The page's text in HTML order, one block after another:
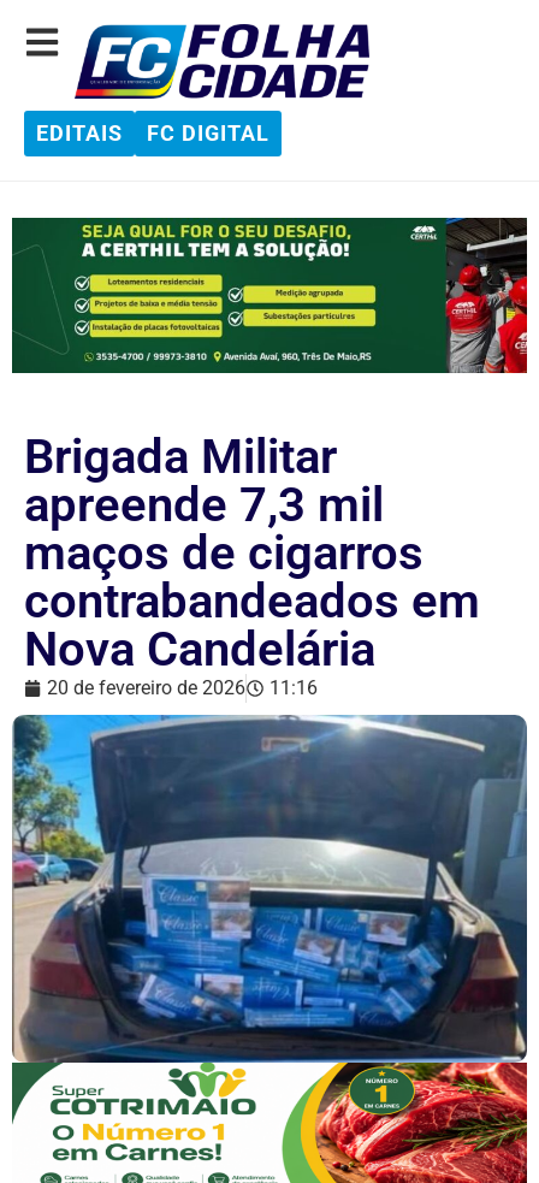
EDITAIS FC DIGITAL
Brigada Militar
apreende 7,3 mil
maços de cigarros
contrabandeados em
Nova Candelária
20 de fevereiro de 2026 11:16